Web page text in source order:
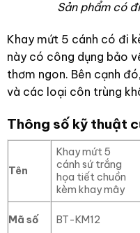
Sản phẩm có
Khay mứt 5 cánh có đi
này có công dụng bảo
thơm ngon. Bên cạnh
và các loại côn trùng
Thông số kỹ thuật
Tên
Khay mứt 5
cánh sứ trắng
họa tiết chuồn
kèm khay mây
Mã số BT-KM12